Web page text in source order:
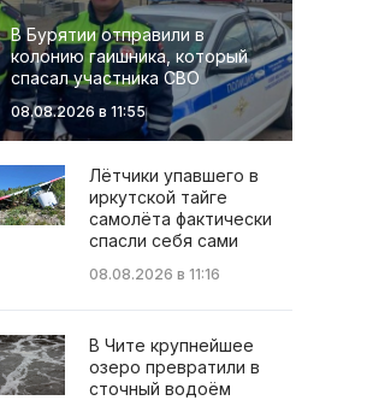
В Бурятии отправили в
колонию гаишника, который
спасал участника СВО
08.08.2026 в 11:55
Лётчики упавшего в
иркутской тайге
самолёта фактически
спасли себя сами
08.08.2026 в 11:16
В Чите крупнейшее
озеро превратили в
сточный водоём